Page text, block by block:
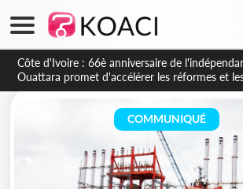
Côte d'Ivoire : À Abidjan, Amadou Oury Bah
ivoirien et veut s'en inspirer pour accélérer le
de la Guinée
COMMUNIQUÉ